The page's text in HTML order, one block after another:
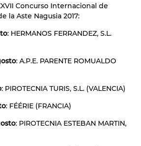
Concurso Internacional de
la Aste Nagusia 2017:
: HERMANOS FERRANDEZ, S.L.
: A.P.E. PARENTE ROMUALDO
: PIROTECNIA TURIS, S.L. (VALENCIA)
: FÉÉRIE (FRANCIA)
: PIROTECNIA ESTEBAN MARTIN,